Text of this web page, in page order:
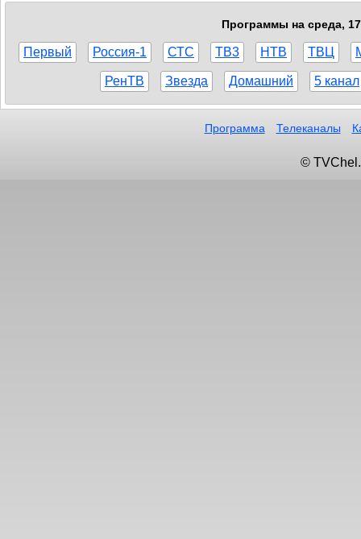
Программы на среда,
Первый Россия-1 СТС ТВ3 НТВ ТВЦ
РенТВ Звезда Домашний 5 канал
Программа Телеканалы
©